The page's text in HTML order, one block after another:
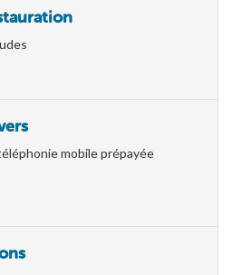
mobile prépayée